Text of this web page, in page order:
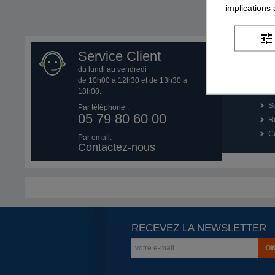
Affichage1à
Service Client
du lundi au vendredi
de 10h00 à 12h30 et de 13h30 à
18h00.
Par téléphone :
05 79 80 60 00
Par email:
Contactez-nous
RECEVEZ LA NEWSLETTER
implications
tune